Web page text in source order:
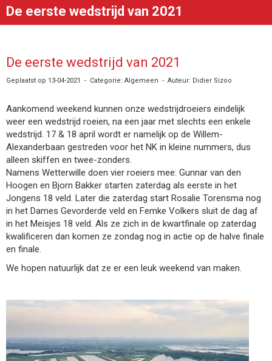
De eerste wedstrijd van 2021
De eerste wedstrijd van 2021
Geplaatst op 13-04-2021 - Categorie: Algemeen - Auteur: Didier Sizoo
Aankomend weekend kunnen onze wedstrijdroeiers eindelijk
weer een wedstrijd roeien, na een jaar met slechts een enkele
wedstrijd. 17 & 18 april wordt er namelijk op de Willem-
Alexanderbaan gestreden voor het NK in kleine nummers, dus
alleen skiffen en twee-zonders.
Namens Wetterwille doen vier roeiers mee: Gunnar van den
Hoogen en Bjorn Bakker starten zaterdag als eerste in het
Jongens 18 veld. Later die zaterdag start Rosalie Torensma nog
in het Dames Gevorderde veld en Femke Volkers sluit de dag af
in het Meisjes 18 veld. Als ze zich in de kwartfinale op zaterdag
kwalificeren dan komen ze zondag nog in actie op de halve finale
en finale.
We hopen natuurlijk dat ze er een leuk weekend van maken.